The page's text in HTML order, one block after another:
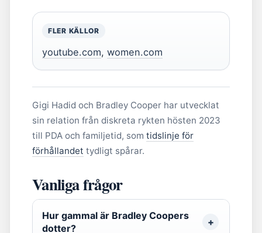
FLER KÄLLOR
youtube.com, women.com
Gigi Hadid och Bradley Cooper har utvecklat
sin relation från diskreta rykten hösten 2023
till PDA och familjetid, som tidslinje för
förhållandet tydligt spårar.
Vanliga frågor
Hur gammal är Bradley Coopers
dotter?